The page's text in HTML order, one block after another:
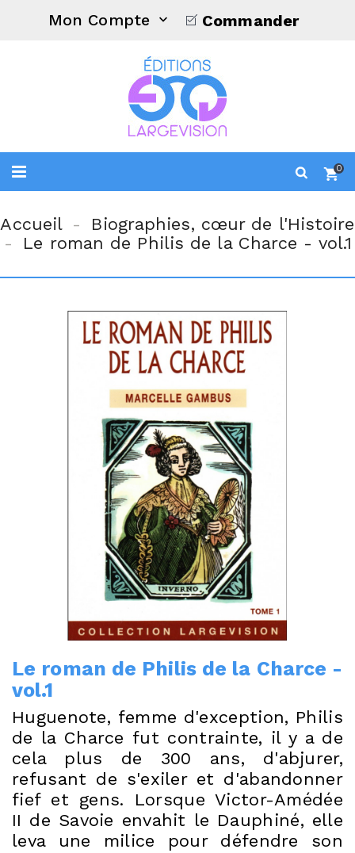
Mon Compte  Commander
0
Accueil
Biographies, cœur de l'Histoire
Le roman de Philis de la Charce - vol.1
Le roman de Philis de la Charce -
vol.1
Huguenote, femme d'exception, Philis
de la Charce fut contrainte, il y a de
cela plus de 300 ans, d'abjurer,
refusant de s'exiler et d'abandonner
fief et gens. Lorsque Victor-Amédée
II de Savoie envahit le Dauphiné, elle
leva une milice pour défendre son